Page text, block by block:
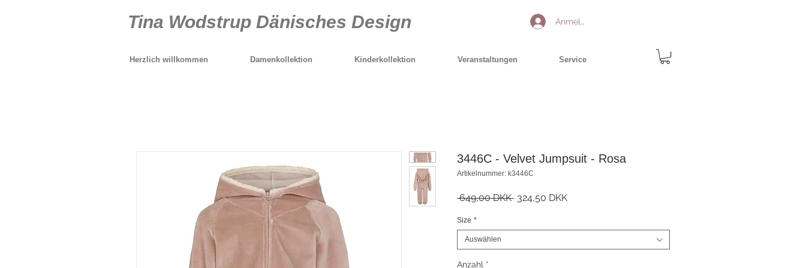
Tina Wodstrup Dänisches Design Anmelden
Herzlich willkommen Damenkollektion Kinderkollektion Veranstaltungen Service
3446C - Velvet Jumpsuit - Rosa
Artikelnummer: k3446C
649,00 DKK Standardpreis
324,50 DKKSale-
Size *
Auswählen
Anzahl *